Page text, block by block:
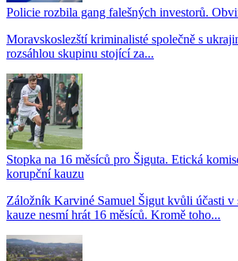
Policie rozbila gang falešných investorů.
Moravskoslezští kriminalisté společně s
rozsáhlou skupinu stojící za...
Stopka na 16 měsíců pro Šiguta. Etická
korupční kauzu
Záložník Karviné Samuel Šigut kvůli účasti v
kauze nesmí hrát 16 měsíců. Kromě toho...